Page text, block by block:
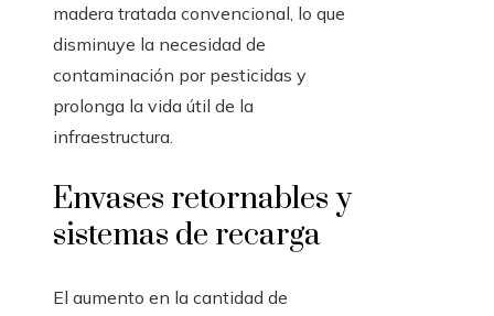
madera tratada convencional, lo que
disminuye la necesidad de
contaminación por pesticidas y
prolonga la vida útil de la
infraestructura.
Envases retornables y
sistemas de recarga
El aumento en la cantidad de